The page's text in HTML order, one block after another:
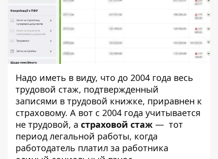
Надо иметь в виду, что до 2004 года весь
трудовой стаж, подтвержденный
записями в трудовой книжке, приравнен к
страховому. А вот с 2004 года учитывается
не трудовой, а страховой стаж — тот
период легальной работы, когда
работодатель платил за работника